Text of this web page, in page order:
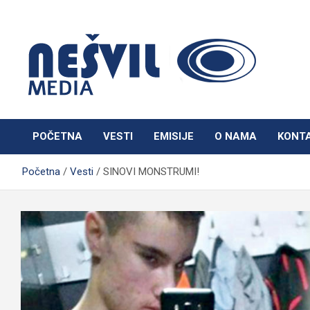
Nešvil Media Bogatić
POČETNA VESTI EMISIJE O NAMA
Početna Vesti SINOVI MONSTRUMI!